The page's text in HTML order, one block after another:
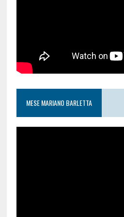
MESE MARIANO BARLETTA